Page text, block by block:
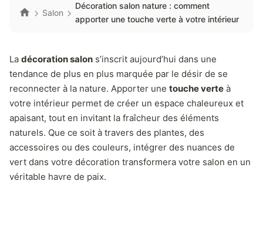
Salon
Décoration salon nature : comment
apporter une touche verte à votre intérieur
La décoration salon s’inscrit aujourd’hui dans une
tendance de plus en plus marquée par le désir de se
reconnecter à la nature. Apporter une touche verte à
votre intérieur permet de créer un espace chaleureux et
apaisant, tout en invitant la fraîcheur des éléments
naturels. Que ce soit à travers des plantes, des
accessoires ou des couleurs, intégrer des nuances de
vert dans votre décoration transformera votre salon en un
véritable havre de paix.